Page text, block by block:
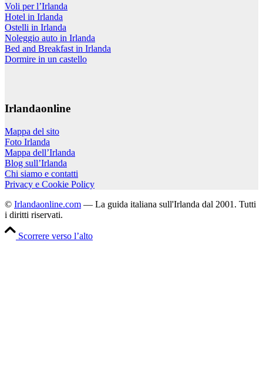
Voli per l’Irlanda
Hotel in Irlanda
Ostelli in Irlanda
Noleggio auto in Irlanda
Bed and Breakfast in Irlanda
Dormire in un castello
Irlandaonline
Mappa del sito
Foto Irlanda
Mappa dell’Irlanda
Blog sull’Irlanda
Chi siamo e contatti
Privacy e Cookie Policy
© Irlandaonline.com — La guida italiana sull'Irlanda dal 2001. Tutti
i diritti riservati.
Scorrere verso l’alto